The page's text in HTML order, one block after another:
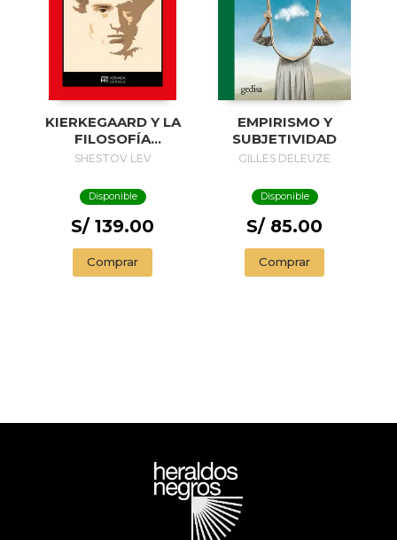
KIERKEGAARD Y LA
FILOSOFÍA
EXISTENCIAL
SHESTOV LEV
Disponible
S/ 139.00
Comprar
EMPIRISMO Y
SUBJETIVIDAD
GILLES DELEUZE
Disponible
S/ 85.00
Comprar